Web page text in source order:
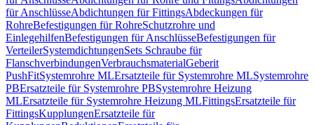
für AnschlüsseAbdichtungen für FittingsAbdeckungen für
RohreBefestigungen für RohreSchutzrohre und
EinlegehilfenBefestigungen für AnschlüsseBefestigungen für
VerteilerSystemdichtungenSets Schraube für
FlanschverbindungenVerbrauchsmaterialGeberit
PushFitSystemrohre MLErsatzteile für Systemrohre MLSystemrohre
PBErsatzteile für Systemrohre PBSystemrohre Heizung
MLErsatzteile für Systemrohre Heizung MLFittingsErsatzteile für
FittingsKupplungenErsatzteile für